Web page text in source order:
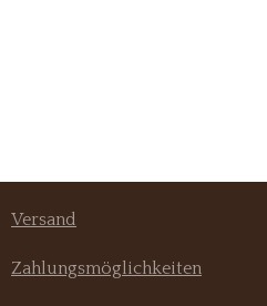
Versand
Zahlungsmöglichkeiten